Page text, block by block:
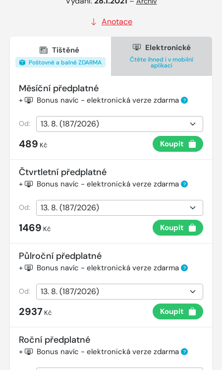
Anotace
Tištěné
Poštovné a balné ZDARMA
Elektronické
Čtěte ihned i v mobilní
aplikaci
Měsíční předplatné
+ Bonus navíc - elektronická verze zdarma ?
Od:
489 Kč Koupit
Čtvrtletní předplatné
+ Bonus navíc - elektronická verze zdarma ?
Od:
1469 Kč Koupit
Půlroční předplatné
+ Bonus navíc - elektronická verze zdarma ?
Od:
2937 Kč Koupit
Roční předplatné
+ Bonus navíc - elektronická verze zdarma ?